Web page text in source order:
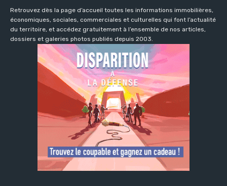
Retrouvez dès la page d’accueil toutes les informations immobilières,
économiques, sociales, commerciales et culturelles qui font l’actualité
du territoire, et accédez gratuitement à l’ensemble de nos articles,
dossiers et galeries photos publiés depuis 2003.